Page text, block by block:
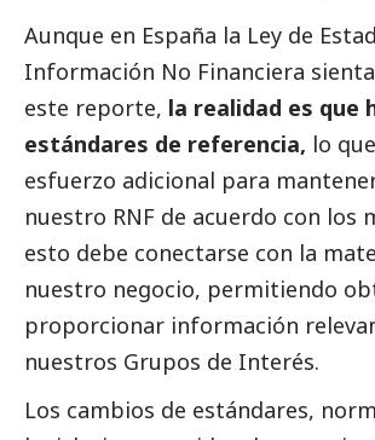
Aunque en España la Ley de
Información No Financiera
este reporte, la realidad es que
estándares de referencia, lo
esfuerzo adicional para
nuestro RNF de acuerdo con los
esto debe conectarse con la
nuestro negocio, permitiendo
proporcionar información
nuestros Grupos de Interés.
Los cambios de estándares,